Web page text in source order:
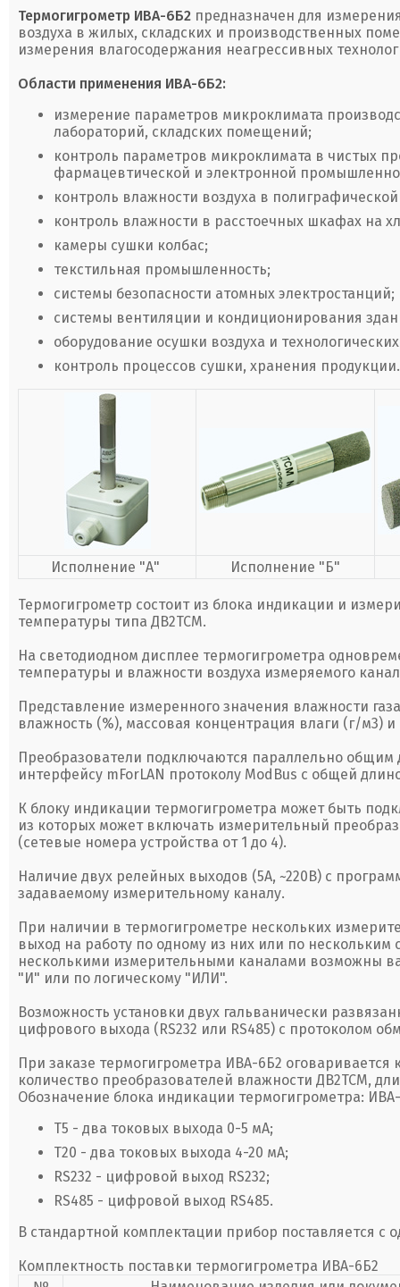
Термогигрометр ИВА-6Б2 предназначен для
воздуха в жилых, складских и производственных
измерения влагосодержания неагрессивных
Области применения ИВА-6Б2:
измерение параметров микроклимата
лабораторий, складских помещений;
контроль параметров микроклимата в чистых
фармацевтической и электронной
контроль влажности воздуха в
контроль влажности в расстоечных шкафах на
камеры сушки колбас;
текстильная промышленность;
системы безопасности атомных электростанций;
системы вентиляции и кондиционирования
оборудование осушки воздуха и
контроль процессов сушки, хранения продукции.
Исполнение "А" Исполнение "Б"
Термогигрометр состоит из блока индикации и
температуры типа ДВ2ТСМ.
На светодиодном дисплее термогигрометра
температуры и влажности воздуха измеряемого
Представление измеренного значения влажности
влажность (%), массовая концентрация влаги (г/м3)
Преобразователи подключаются параллельно
интерфейсу mForLAN протоколу ModBus с общей
К блоку индикации термогигрометра может быть
из которых может включать измерительный
(сетевые номера устройства от 1 до 4).
Наличие двух релейных выходов (5А, ~220В) с
задаваемому измерительному каналу.
При наличии в термогигрометре нескольких
выход на работу по одному из них или по нескольким
несколькими измерительными каналами возможны
"И" или по логическому "ИЛИ".
Возможность установки двух гальванически
цифрового выхода (RS232 или RS485) с протоколом
При заказе термогигрометра ИВА-6Б2
количество преобразователей влажности ДВ2ТСМ,
Обозначение блока индикации термогигрометра:
Т5 - два токовых выхода 0-5 мА;
Т20 - два токовых выхода 4-20 мА;
RS232 - цифровой выход RS232;
RS485 - цифровой выход RS485.
В стандартной комплектации прибор поставляется
Комплектность поставки термогигрометра ИВА-6Б2